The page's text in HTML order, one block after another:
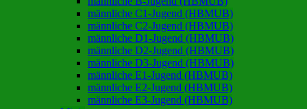
männliche C1-Jugend (HBMUB)
männliche C2-Jugend (HBMUB)
männliche D1-Jugend (HBMUB)
männliche D2-Jugend (HBMUB)
männliche D3-Jugend (HBMUB)
männliche E1-Jugend (HBMUB)
männliche E2-Jugend (HBMUB)
männliche E3-Jugend (HBMUB)